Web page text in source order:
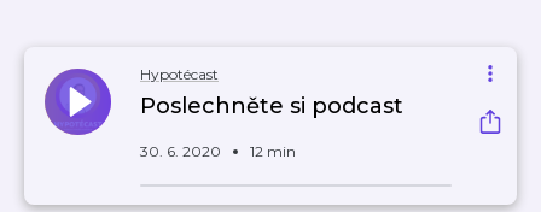
Hypotécast
Poslechněte si podcast
30. 6. 2020 12 min